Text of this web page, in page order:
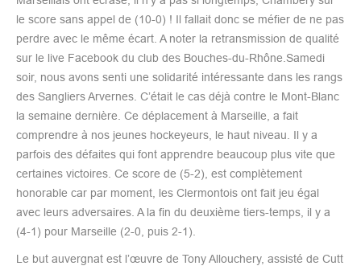
le score sans appel de (10-0) ! Il fallait donc se méfier de ne pas
perdre avec le même écart. A noter la retransmission de qualité
sur le live Facebook du club des Bouches-du-Rhône.Samedi
soir, nous avons senti une solidarité intéressante dans les rangs
des Sangliers Arvernes. C’était le cas déjà contre le Mont-Blanc
la semaine dernière. Ce déplacement à Marseille, a fait
comprendre à nos jeunes hockeyeurs, le haut niveau. Il y a
parfois des défaites qui font apprendre beaucoup plus vite que
certaines victoires. Ce score de (5-2), est complètement
honorable car par moment, les Clermontois ont fait jeu égal
avec leurs adversaires. A la fin du deuxième tiers-temps, il y a
(4-1) pour Marseille (2-0, puis 2-1).
Le but auvergnat est l’œuvre de Tony Allouchery, assisté de Cutt